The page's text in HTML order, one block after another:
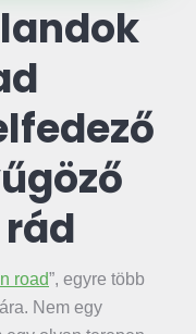
road”, egyre több
Nem egy